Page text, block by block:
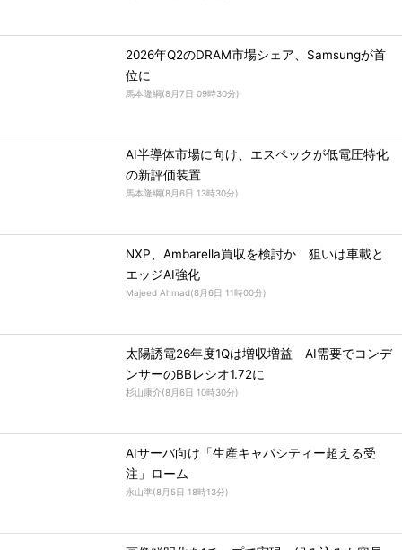
2026年Q2のDRAM市場シェア、Samsungが首
位に
馬本隆綱(8月7日 09時30分)
AI半導体市場に向け、エスペックが低電圧特化
の新評価装置
馬本隆綱(8月6日 13時30分)
NXP、Ambarella買収を検討か 狙いは車載と
エッジAI強化
Majeed Ahmad(8月6日 11時00分)
太陽誘電26年度1Qは増収増益 AI需要でコンデ
ンサーのBBレシオ1.72に
杉山康介(8月6日 10時30分)
AIサーバ向け「生産キャパシティー超える受
注」ローム
永山準(8月5日 18時13分)